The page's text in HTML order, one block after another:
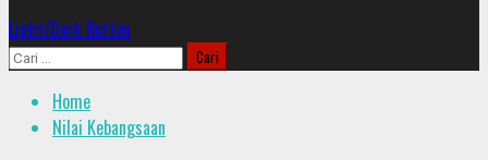
Light/Dark Button
Cari
Home
Nilai Kebangsaan